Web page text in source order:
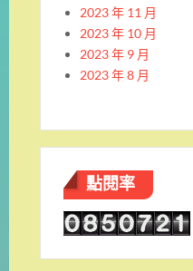
2023 年 11 月
2023 年 10 月
2023 年 9 月
2023 年 8 月
點閱率